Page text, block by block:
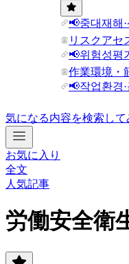
📢중대재해
リスクアセ
📢위험성평
作業環境・
📢작업환경
気になる内容を検索し
お気に入り
全文
人気記事
労働安全衛